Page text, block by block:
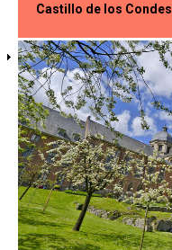
Castillo de los Condes